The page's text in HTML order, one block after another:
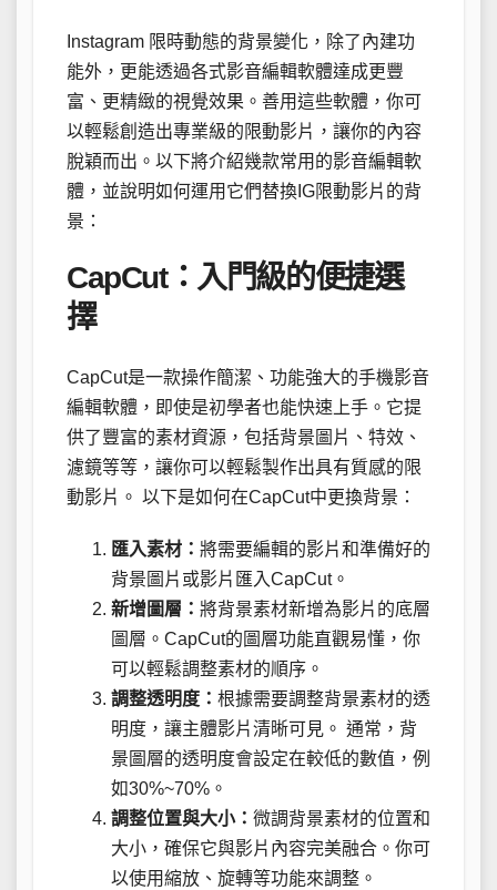
Instagram 限時動態的背景變化，除了內建功
能外，更能透過各式影音編輯軟體達成更豐
富、更精緻的視覺效果。善用這些軟體，你可
以輕鬆創造出專業級的限動影片，讓你的內容
脫穎而出。以下將介紹幾款常用的影音編輯軟
體，並說明如何運用它們替換IG限動影片的背
景：
CapCut：入門級的便捷選
擇
CapCut是一款操作簡潔、功能強大的手機影音
編輯軟體，即使是初學者也能快速上手。它提
供了豐富的素材資源，包括背景圖片、特效、
濾鏡等等，讓你可以輕鬆製作出具有質感的限
動影片。 以下是如何在CapCut中更換背景：
匯入素材： 將需要編輯的影片和準備好的
背景圖片或影片匯入CapCut。
新增圖層： 將背景素材新增為影片的底層
圖層。CapCut的圖層功能直觀易懂，你
可以輕鬆調整素材的順序。
調整透明度： 根據需要調整背景素材的透
明度，讓主體影片清晰可見。 通常，背
景圖層的透明度會設定在較低的數值，例
如30%~70%。
調整位置與大小： 微調背景素材的位置和
大小，確保它與影片內容完美融合。你可
以使用縮放、旋轉等功能來調整。